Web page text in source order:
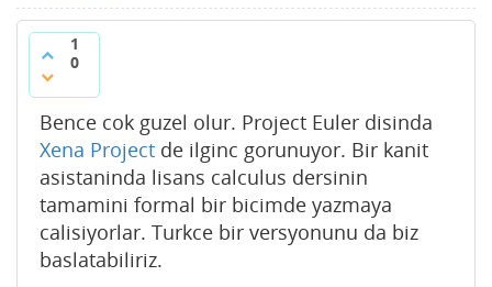
1
0
Bence cok guzel olur. Project Euler disinda
Xena Project de ilginc gorunuyor. Bir kanit
asistaninda lisans calculus dersinin
tamamini formal bir bicimde yazmaya
calisiyorlar. Turkce bir versyonunu da biz
baslatabiliriz.